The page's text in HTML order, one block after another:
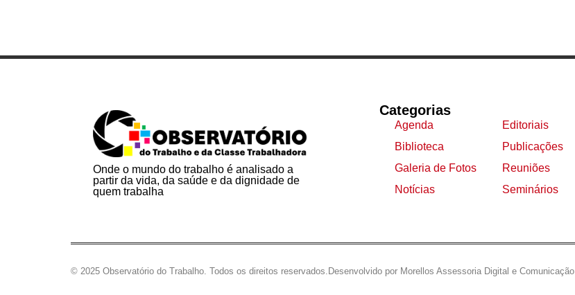
Onde o mundo do trabalho é analisado a
partir da vida, da saúde e da dignidade de
quem trabalha
Categorias
Agenda
Biblioteca
Galeria de Fotos
Notícias
Editoriais
Publicações
Reuniões
Seminários
© 2025 Observatório do Trabalho. Todos os direitos reservados. Desenvolvido por Morellos Assessoria Digital e Comunicação